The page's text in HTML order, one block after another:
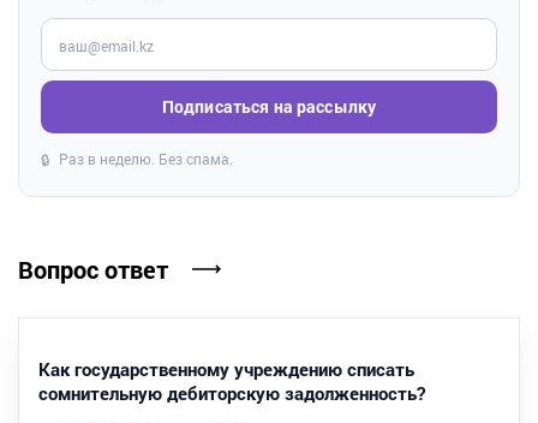
Введите ваш e-mail
Подписаться на рассылку
🔒 Раз в неделю. Без спама.
Вопрос ответ
Как государственному учреждению списать
сомнительную дебиторскую задолженность?